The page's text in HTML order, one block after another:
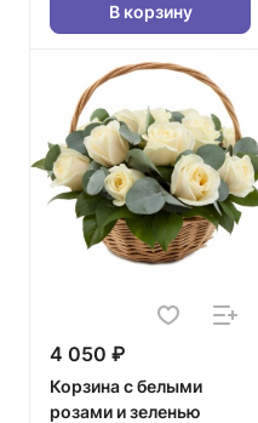
В корзину
4 050 ₽
Корзина с белыми
розами и зеленью